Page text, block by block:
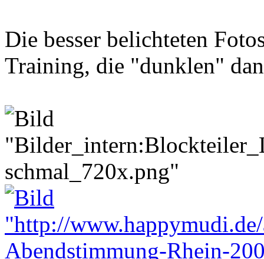
Die besser belichteten
Training, die "dunklen"